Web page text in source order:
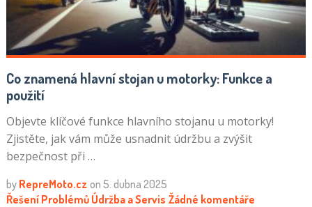
Co znamená hlavní stojan u motorky: Funkce a
použití
Objevte klíčové funkce hlavního stojanu u motorky!
Zjistěte, jak vám může usnadnit údržbu a zvýšit
bezpečnost při …
by RepreMoto.cz on 5. dubna 2025
Řešení Problémů Údržba a Servis Žádné komentáře